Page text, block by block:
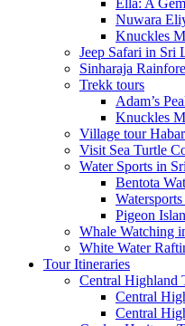
Ella: A
Nuwara
Knuckles
Jeep Safari in Sri
Sinharaja
Trekk tours
Adam’s
Knuckles
Village tour
Visit Sea Turtle
Water Sports in
Bentota
Pigeon
Whale Watching
White Water
Tour Itineraries
Central Highland
Central
Central